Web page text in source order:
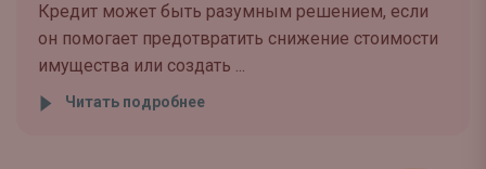
Кредит может быть разумным решением, если
он помогает предотвратить снижение стоимости
имущества или создать ...
Читать подробнее